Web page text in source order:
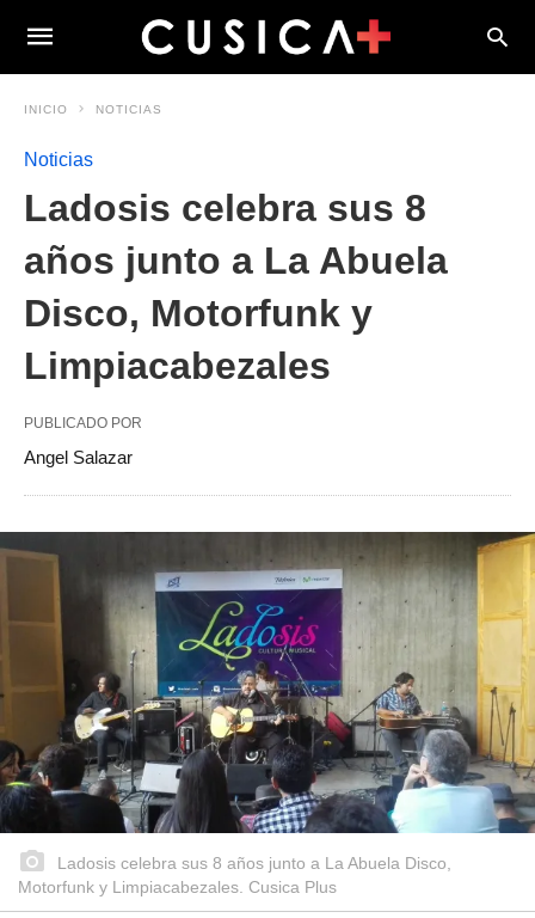
INICIO NOTICIAS
Noticias
Ladosis celebra sus 8
años junto a La Abuela
Disco, Motorfunk y
Limpiacabezales
PUBLICADO POR
Angel Salazar
Ladosis celebra sus 8 años junto a La Abuela Disco,
Motorfunk y Limpiacabezales. Cusica Plus